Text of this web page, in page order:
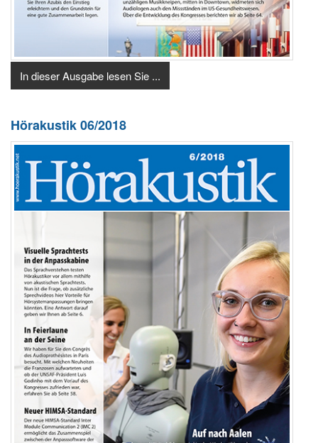
In dieser Ausgabe lesen Sie ...
Hörakustik 06/2018